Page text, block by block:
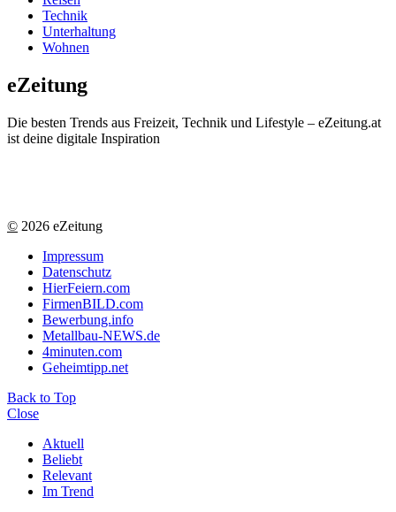
Technik
Unterhaltung
Wohnen
eZeitung
Die besten Trends aus Freizeit, Technik und Lifestyle – eZeitung.at
ist deine digitale Inspiration
© 2026 eZeitung
Impressum
Datenschutz
HierFeiern.com
FirmenBILD.com
Bewerbung.info
Metallbau-NEWS.de
4minuten.com
Geheimtipp.net
Back to Top
Close
Aktuell
Beliebt
Relevant
Im Trend